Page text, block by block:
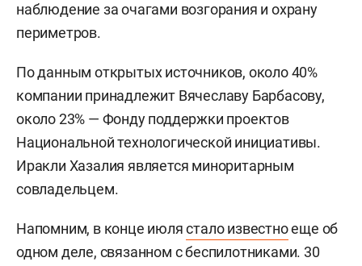
наблюдение за очагами возгорания и охрану
периметров.
По данным открытых источников, около 40%
компании принадлежит Вячеславу Барбасову,
около 23% — Фонду поддержки проектов
Национальной технологической инициативы.
Иракли Хазалия является миноритарным
совладельцем.
Напомним, в конце июлястало известноеще об
одном деле, связанном с беспилотниками. 30